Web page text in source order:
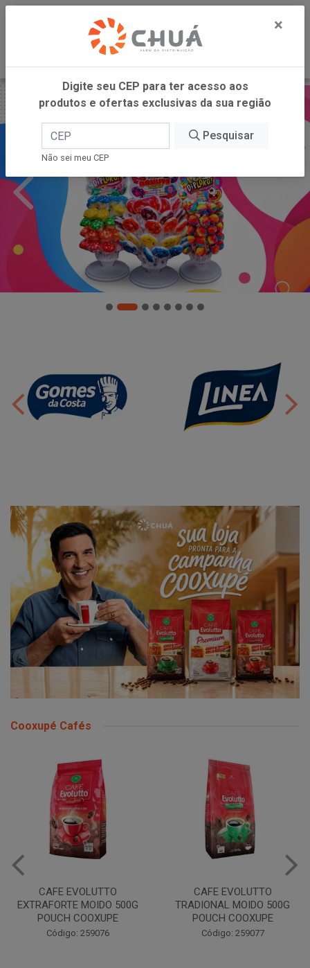
Cooxupé Cafés
CAFE EVOLUTTO
TRADIONAL MOIDO 500G
POUCH COOXUPE
Código: 259077
CAFE EVOLUTTO PREMIUM
MOIDO 500G COOXUPE
Código: 259094
×
Digite seu CEP para ter acesso aos
produtos e ofertas exclusivas da sua região
Pesquisar
Não sei meu CEP